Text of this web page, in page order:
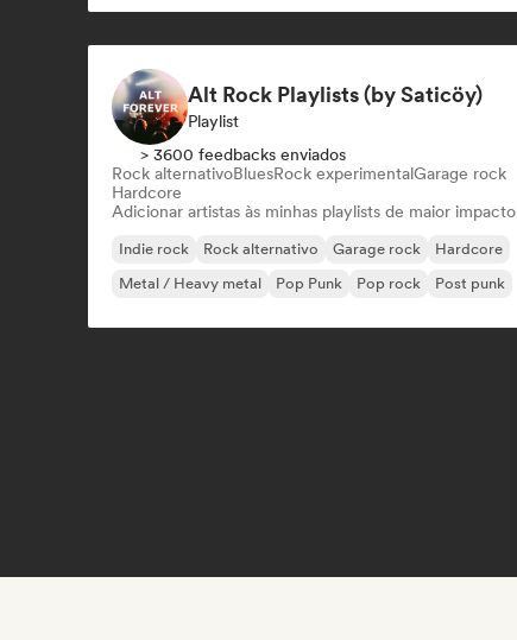
Alt Rock Playlists (by Saticöy)
Playlist
> 3600 feedbacks enviados
Rock alternativoBluesRock experimentalGarage rock
Hardcore
Adicionar artistas às minhas playlists de maior impacto
Indie rock Rock alternativo Garage rock
Hardcore
Metal / Heavy metal
Pop Punk Pop rock Post punk